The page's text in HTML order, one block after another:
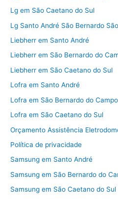
Lg em São Caetano do Sul
Lg Santo André São Bernardo
Liebherr em Santo André
Liebherr em São Bernardo do
Liebherr em São Caetano do Sul
Lofra em Santo André
Lofra em São Bernardo do Campo
Lofra em São Caetano do Sul
Orçamento Assistência
Política de privacidade
Samsung em Santo André
Samsung em São Bernardo do
Samsung em São Caetano do Sul